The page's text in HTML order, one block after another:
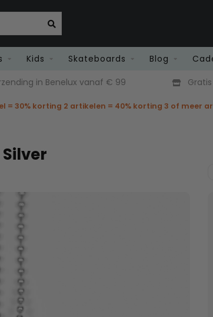
Kids Skateboards Blog
in Benelux vanaf € 99
= 30% korting 2 artikelen = 40% korting 3 of meer
Silver